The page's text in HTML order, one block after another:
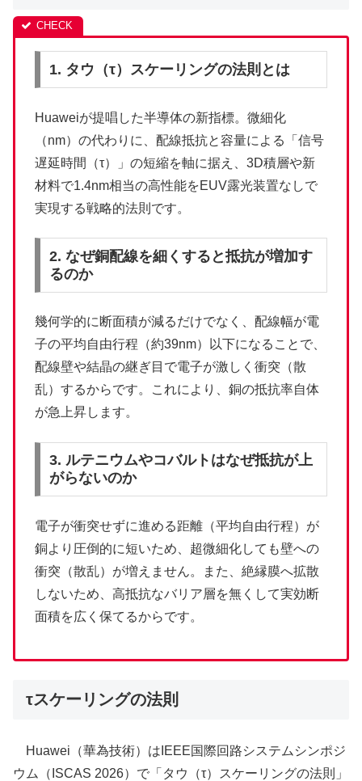
1. タウ（τ）スケーリングの法則とは
Huaweiが提唱した半導体の新指標。微細化
（nm）の代わりに、配線抵抗と容量による「信号
遅延時間（τ）」の短縮を軸に据え、3D積層や新
材料で1.4nm相当の高性能をEUV露光装置なしで
実現する戦略的法則です。
2. なぜ銅配線を細くすると抵抗が増加す
るのか
幾何学的に断面積が減るだけでなく、配線幅が電
子の平均自由行程（約39nm）以下になることで、
配線壁や結晶の継ぎ目で電子が激しく衝突（散
乱）するからです。これにより、銅の抵抗率自体
が急上昇します。
3. ルテニウムやコバルトはなぜ抵抗が上
がらないのか
電子が衝突せずに進める距離（平均自由行程）が
銅より圧倒的に短いため、超微細化しても壁への
衝突（散乱）が増えません。また、絶縁膜へ拡散
しないため、高抵抗なバリア層を無くして実効断
面積を広く保てるからです。
τスケーリングの法則
Huawei（華為技術）はIEEE国際回路システムシンポジ
ウム（ISCAS 2026）で「タウ（τ）スケーリングの法則」